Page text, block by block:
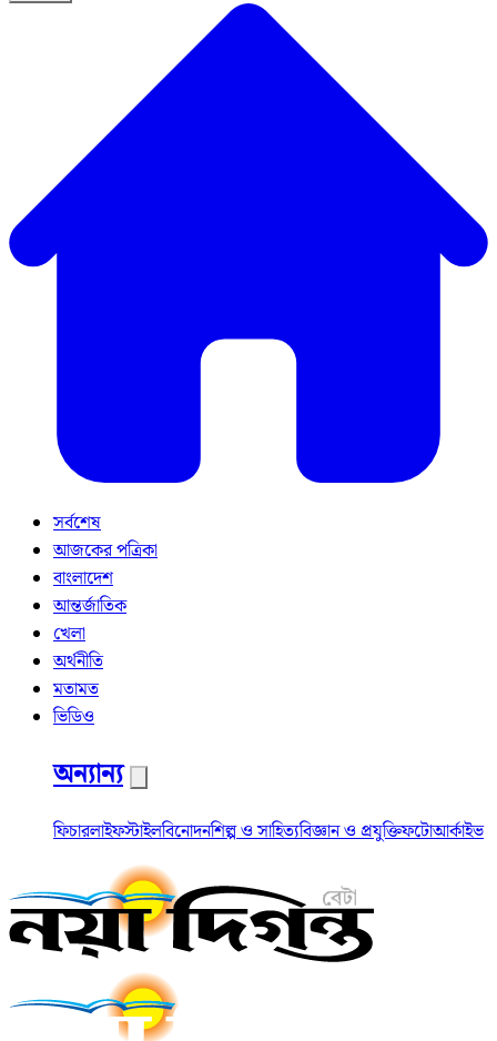
সর্বশেষ
আজকের পত্রিকা
বাংলাদেশ
আন্তর্জাতিক
খেলা
অর্থনীতি
মতামত
ভিডিও
অন্যান্য
ফিচারলাইফস্টাইলবিনোদনশিল্প ও সাহিত্যবিজ্ঞান ও প্রযুক্তিফটোআর্কাইভ